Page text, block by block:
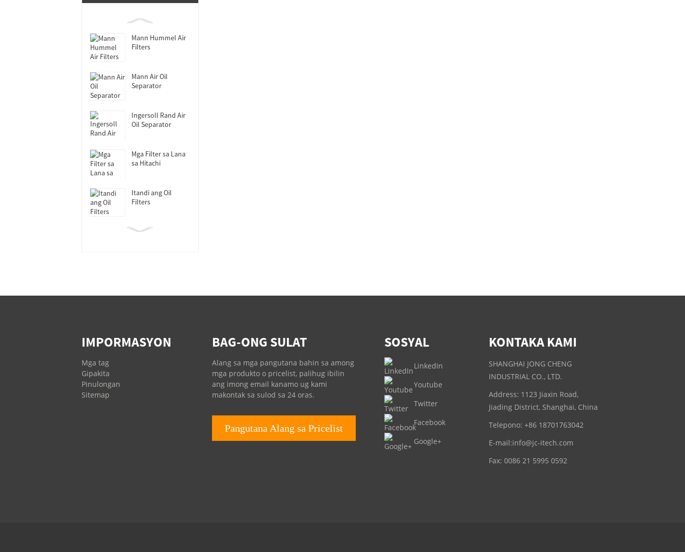
Mann Hummel Air
Filters
Mann Air Oil
Separator
Ingersoll Rand Air
Oil Separator
Mga Filter sa Lana
sa Hitachi
Itandi ang Oil
Filters
Mga Filter sa
Ingersoll Rand Oil
IMPORMASYON
Mga tag
Gipakita
Pinulongan
Sitemap
BAG-ONG SULAT
Alang sa mga pangutana bahin sa among
mga produkto o pricelist, palihug ibilin
ang imong email kanamo ug kami
makontak sa sulod sa 24 oras.
Pangutana Alang sa Pricelist
SOSYAL
LinkedIn
Youtube
Twitter
Facebook
Google+
KONTAKA KAMI
SHANGHAI JONG CHENG
INDUSTRIAL CO., LTD.
Address: 1123 Jiaxin Road,
Jiading District, Shanghai, China
Telepono: +86 18701763042
E-mail:info@jc-itech.com
Fax: 0086 21 5995 0592